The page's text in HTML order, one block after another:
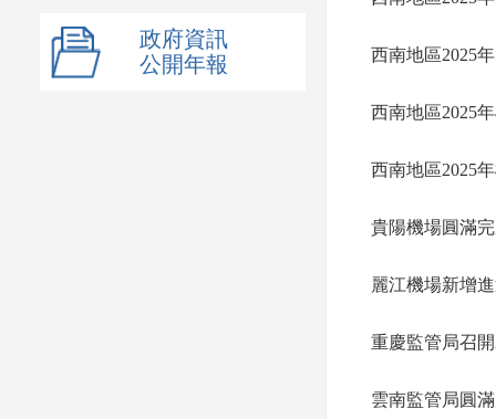
政府資訊
公開年報
西南地區2025
西南地區2025
西南地區2025
貴陽機場圓滿
麗江機場新增
重慶監管局召
雲南監管局圓